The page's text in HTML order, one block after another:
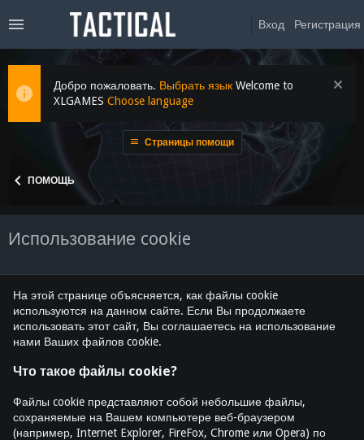
Вход Регистрация
Добро пожаловать. Выбрать язык Welcome to
XLGAMES Choose language
Страницы помощи
ПОМОЩЬ
Использование cookie
На этой странице объясняется, как файлы cookie
используются на данном сайте. Если Вы продолжаете
использовать этот сайт, Вы соглашаетесь на использование
нами Ваших файлов cookie.
Что такое файлы cookie?
Файлы cookie представляют собой небольшие файлы,
сохраняемые на Вашем компьютере веб-браузером
(например, Internet Explorer, FireFox, Chrome или Opera) по